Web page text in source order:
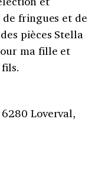
fringues et de
pièces Stella
ma fille et
Loverval,